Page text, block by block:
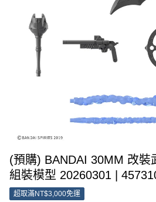
(預購) BANDAI 30MM 改裝
組裝模型 20260301 |
超取滿NT$3,000免運